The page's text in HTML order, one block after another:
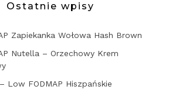
Ostatnie wpisy
Zapiekanka Wołowa Hash Brown
Nutella – Orzechowy Krem
Low FODMAP Hiszpańskie